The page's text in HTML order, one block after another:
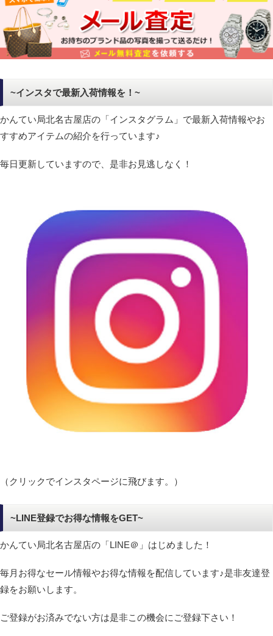
~インスタで最新入荷情報を！~
かんてい局北名古屋店の「インスタグラム」で最新入荷情報やお
すすめアイテムの紹介を行っています♪
毎日更新していますので、是非お見逃しなく！
（クリックでインスタページに飛びます。）
~LINE登録でお得な情報をGET~
かんてい局北名古屋店の「LINE＠」はじめました！
毎月お得なセール情報やお得な情報を配信しています♪是非友達登
録をお願いします。
ご登録がお済みでない方は是非この機会にご登録下さい！